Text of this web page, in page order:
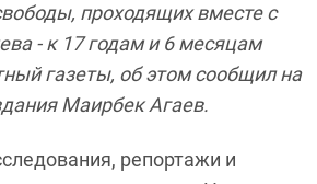
проходящих вместе с
- к 17 годам и 6 месяцам
газеты, об этом сообщил на
Маирбек Агаев.
репортажи и